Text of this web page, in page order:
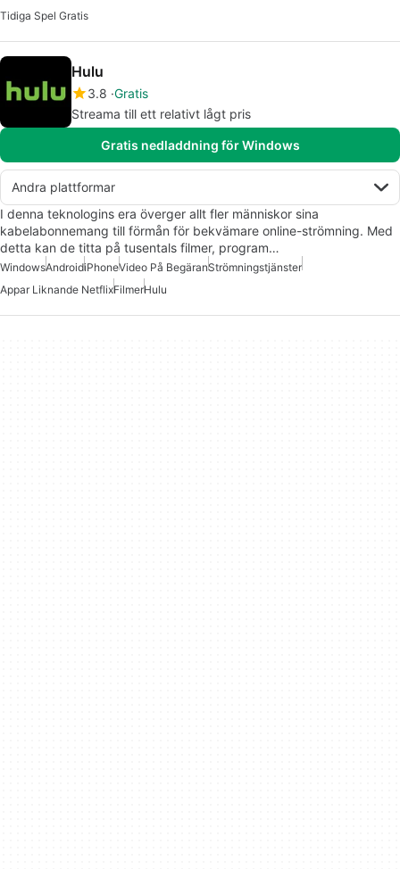
Tidiga Spel Gratis
Hulu
3.8 Gratis
Streama till ett relativt lågt pris
Gratis nedladdning för Windows
Andra plattformar
I denna teknologins era överger allt fler människor sina
kabelabonnemang till förmån för bekvämare online-strömning. Med
detta kan de titta på tusentals filmer, program…
WindowsAndroidiPhoneVideo På BegäranStrömningstjänster
Appar Liknande NetflixFilmerHulu